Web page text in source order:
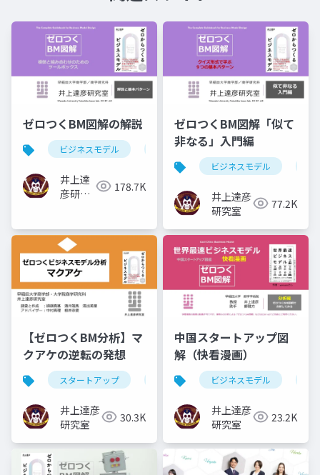
ゼロつくBM図解の解説
ビジネスモデル サブスクリプション
井上達
彦研究
178.7K
ゼロつくBM図解「似て
非なる」入門編
ビジネスモデル
井上達彦
研究室
77.2K
【ゼロつくBM分析】マ
クアケの逆転の発想
スタートアップ ビジネスモデル プラットフォーム
井上達彦
研究室
30.3K
中国スタートアップ図
解（快看漫画）
ビジネスモデル
井上達彦
研究室
23.2K